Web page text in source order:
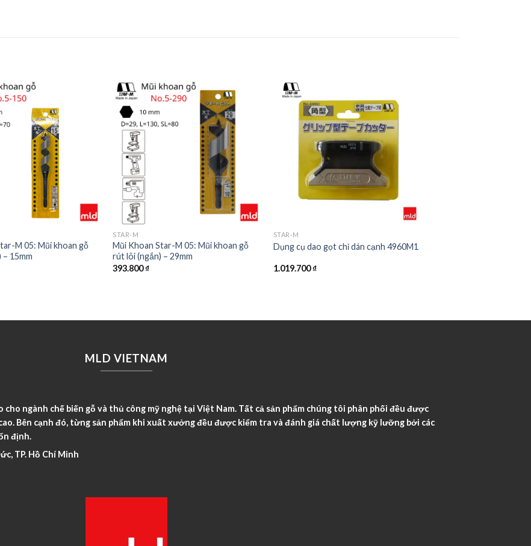
M 05: Mũi khoan gỗ
15mm
STAR-M
Mũi Khoan Star-M 05: Mũi khoan gỗ
rút lõi (ngắn) – 29mm
393.800₫
STAR-M
Dụng cụ dao gọt chỉ dán cạnh 4960M1
1.019.700₫
MLD VIETNAM
ngành chế biến gỗ và thủ công mỹ nghệ tại Việt Nam. Tất cả sản phẩm chúng tôi phân phối đều được
Bên cạnh đó, từng sản phẩm khi xuất xưởng đều được kiểm tra và đánh giá chất lượng kỹ lưỡng bởi các
định.
TP. Hồ Chí Minh